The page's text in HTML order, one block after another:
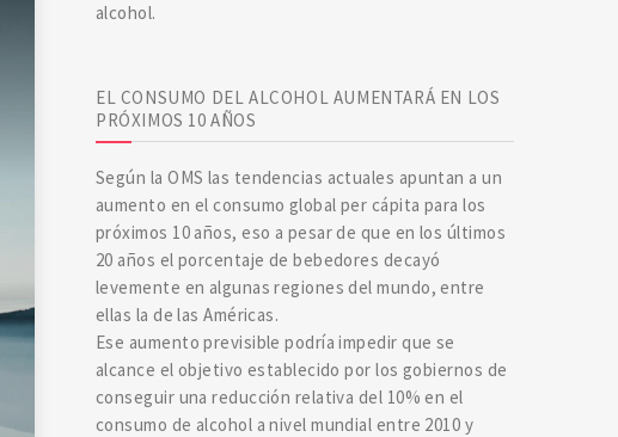
alcohol.
EL CONSUMO DEL ALCOHOL AUMENTARÁ EN LOS
PRÓXIMOS 10 AÑOS
Según la OMS las tendencias actuales apuntan a un
aumento en el consumo global per cápita para los
próximos 10 años, eso a pesar de que en los últimos
20 años el porcentaje de bebedores decayó
levemente en algunas regiones del mundo, entre
ellas la de las Américas.
Ese aumento previsible podría impedir que se
alcance el objetivo establecido por los gobiernos de
conseguir una reducción relativa del 10% en el
consumo de alcohol a nivel mundial entre 2010 y